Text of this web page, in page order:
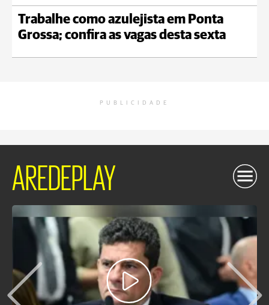
Trabalhe como azulejista em Ponta
Grossa; confira as vagas desta sexta
PUBLICIDADE
AREDEPLAY